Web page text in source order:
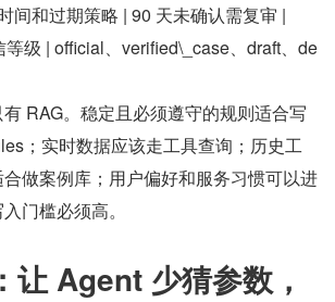
间和过期策略 | 90 天未确认需复审 |
等级 | official、verified\_case、draft、de
RAG。稳定且必须遵守的规则适合写
；实时数据应该走工具查询；历史工
做案例库；用户偏好和服务习惯可以进
门槛必须高。
让 Agent 少猜参数，